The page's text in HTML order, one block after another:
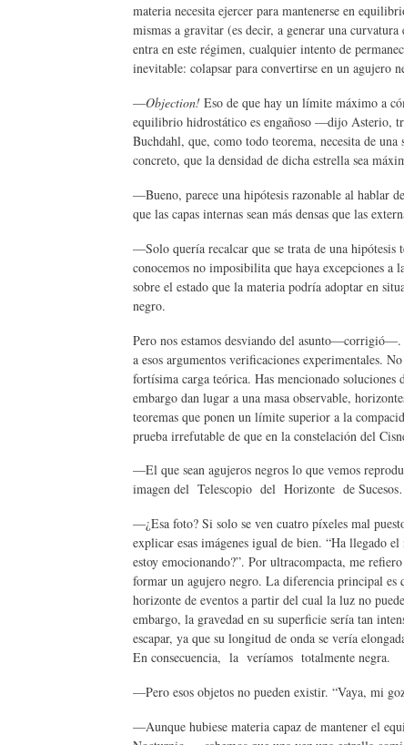
materia necesita ejercer para mantenerse en
mismas a gravitar (es decir, a generar una
entra en este régimen, cualquier intento de
inevitable: colapsar para convertirse en un agujero
—Objection! Eso de que hay un límite máximo a
equilibrio hidrostático es engañoso —dijo Asterio,
Buchdahl, que, como todo teorema, necesita de
concreto, que la densidad de dicha estrella sea
—Bueno, parece una hipótesis razonable al hablar
que las capas internas sean más densas que las
—Solo quería recalcar que se trata de una hipótesis
conocemos no imposibilita que haya excepciones a
sobre el estado que la materia podría adoptar en
negro.
Pero nos estamos desviando del
a esos argumentos verificaciones experimentales.
fortísima carga teórica. Has mencionado soluciones
embargo dan lugar a una masa observable,
teoremas que ponen un límite superior a la
prueba irrefutable de que en la constelación del
—El que sean agujeros negros lo que vemos
imagen del Telescopio del Horizonte de
—¿Esa foto? Si solo se ven cuatro píxeles mal
explicar esas imágenes igual de bien. “Ha llegado
estoy emocionando?”. Por ultracompacta, me
formar un agujero negro. La diferencia principal es
horizonte de eventos a partir del cual la luz no
embargo, la gravedad en su superficie sería tan
escapar, ya que su longitud de onda se vería
En consecuencia, la veríamos totalmente negra.
—Pero esos objetos no pueden existir. “Vaya, mi
—Aunque hubiese materia capaz de mantener el